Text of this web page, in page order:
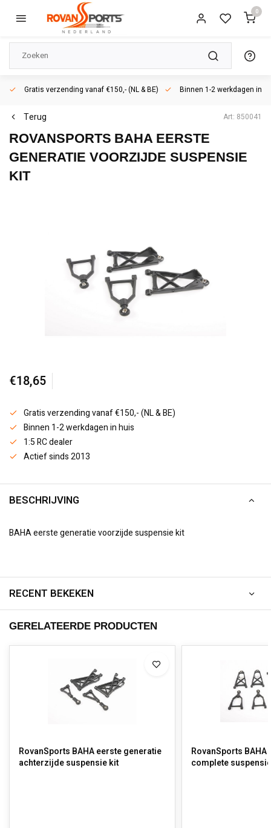
0
Gratis verzending vanaf €150,- (NL & BE) Binnen 1-2 werkdagen in
Terug Art: 850041
ROVANSPORTS BAHA EERSTE
GENERATIE VOORZIJDE SUSPENSIE
KIT
€18,65
Gratis verzending vanaf €150,- (NL & BE)
Binnen 1-2 werkdagen in huis
1:5 RC dealer
Actief sinds 2013
BESCHRIJVING
BAHA eerste generatie voorzijde suspensie kit
RECENT BEKEKEN
GERELATEERDE PRODUCTEN
RovanSports BAHA eerste generatie
achterzijde suspensie kit
RovanSports
complete